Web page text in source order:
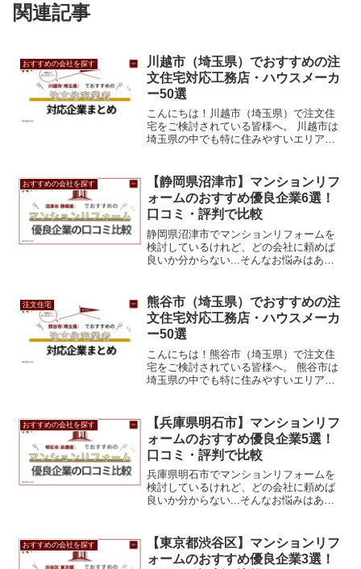
関連記事
おすすめの会社を探す
川越市（埼玉県）でおすすめの注
文住宅対応工務店・ハウスメーカ
ー50選
こんにちは！川越市（埼玉県）で注文住
宅をご検討されている皆様へ。 川越市は
埼玉県の中でも特に住みやすいエリアと
は、川越市で信頼できる工務店・ハウス
メーカー50選をご紹介...
おすすめの会社を探す
【静岡県沼津市】マンションリフ
ォームのおすすめ優良企業6選！
口コミ・評判で比較
静岡県沼津市でマンションリフォームを
検討しているけれど、どの会社に頼めば
良いか分からない...そんなお悩みはあり
市エリアのおすすめリフォーム会社を6
社、厳選してご...
注文住宅
熊谷市（埼玉県）でおすすめの注
文住宅対応工務店・ハウスメーカ
ー50選
こんにちは！熊谷市（埼玉県）で注文住
宅をご検討されている皆様へ。 熊谷市は
埼玉県の中でも特に住みやすいエリアと
は、熊谷市で信頼できる工務店・ハウス
メーカー50選をご紹介...
おすすめの会社を探す
【兵庫県明石市】マンションリフ
ォームのおすすめ優良企業5選！
口コミ・評判で比較
兵庫県明石市でマンションリフォームを
検討しているけれど、どの会社に頼めば
良いか分からない...そんなお悩みはあり
市エリアのおすすめリフォーム会社を5
社、厳選してご...
おすすめの会社を探す
【東京都渋谷区】マンションリフ
ォームのおすすめ優良企業3選！